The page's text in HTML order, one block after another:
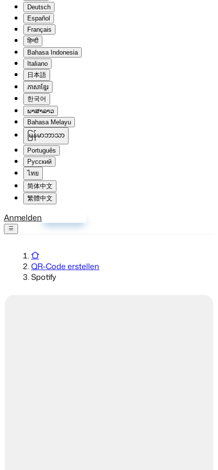
Deutsch
Español
Français
हिन्दी
Bahasa Indonesia
Italiano
日本語
ភាសាខ្មែរ
한국어
ພາສາລາວ
Bahasa Melayu
မြန်မာဘာသာ
Português
Русский
ไทย
简体中文
繁體中文
Anmelden
QR-Code erstellen
Spotify